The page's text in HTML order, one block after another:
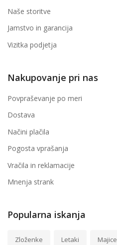
Naše storitve
Jamstvo in garancija
Vizitka podjetja
Nakupovanje pri nas
Povpraševanje po meri
Dostava
Načini plačila
Pogosta vprašanja
Vračila in reklamacije
Mnenja strank
Popularna iskanja
Zloženke Letaki Majice